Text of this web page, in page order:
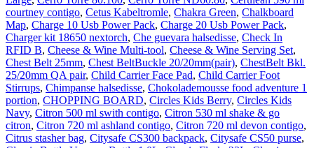
courtney contigo, Cetus Kabeltromle, Chakra Green, Chalkboard
Map, Charge 10 Usb Power Pack, Charge 20 Usb Power Pack,
Charger kit 18650 nextorch, Che guevara halsedisse, Check In
RFID B, Cheese & Wine Multi-tool, Cheese & Wine Serving Set,
Chest Belt 25mm, Chest BeltBuckle 20/20mm(pair), ChestBelt Bkl.
25/20mm QA pair, Child Carrier Face Pad, Child Carrier Foot
Stirrups, Chimpanse halsedisse, Chokolademousse food adventure 1
portion, CHOPPING BOARD, Circles Kids Berry, Circles Kids
Navy, Citron 500 ml swith contigo, Citron 530 ml shake & go
citron, Citron 720 ml ashland contigo, Citron 720 ml devon contigo,
Citrus stasher bag, Citysafe CS300 backpack, Citysafe CS50 purse,